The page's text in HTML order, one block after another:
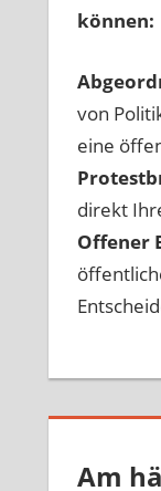
können:
von
eine
direkt
Offener
Am